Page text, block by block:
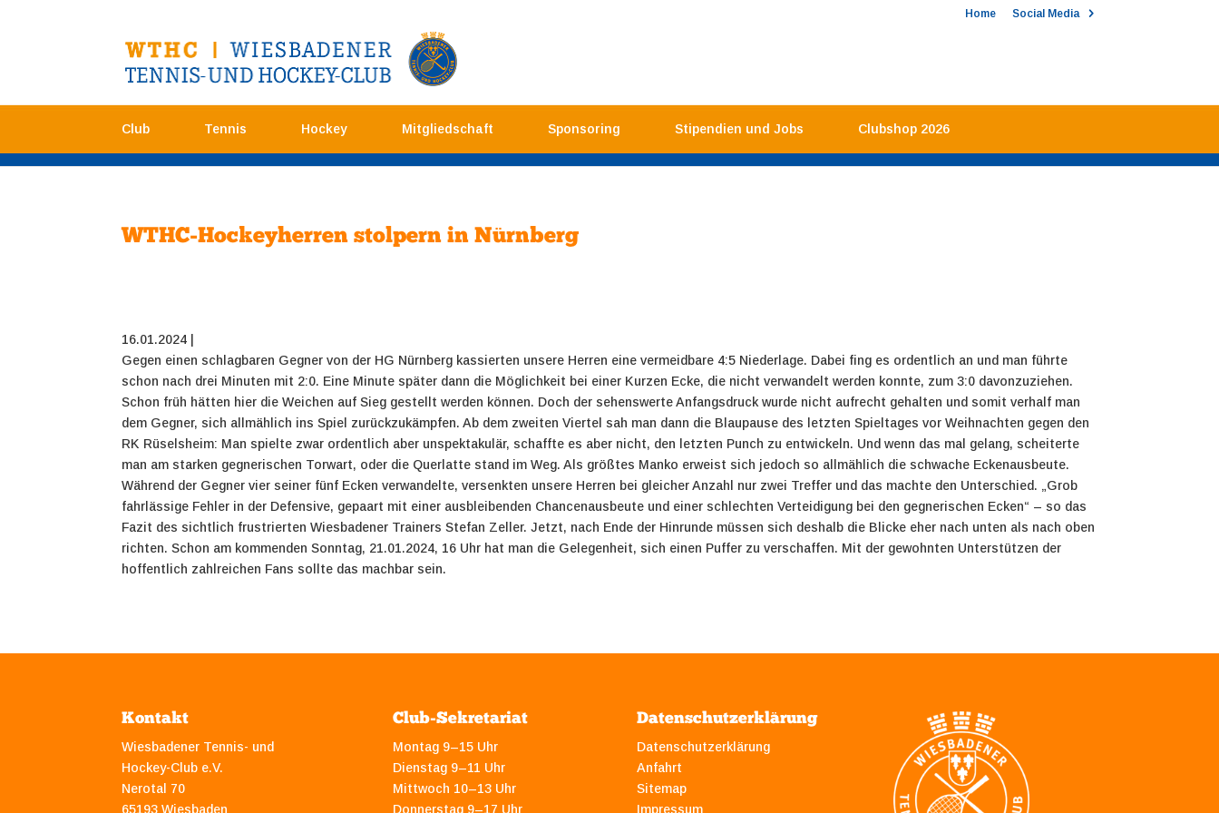
Home Social Media
Club Tennis Hockey Mitgliedschaft Sponsoring Stipendien und Jobs Clubshop 2026
WTHC-Hockeyherren stolpern in Nürnberg
16.01.2024 |
Gegen einen schlagbaren Gegner von der HG Nürnberg kassierten unsere Herren eine vermeidbare 4:5 Niederlage. Dabei fing es ordentlich an und man führte
schon nach drei Minuten mit 2:0. Eine Minute später dann die Möglichkeit bei einer Kurzen Ecke, die nicht verwandelt werden konnte, zum 3:0 davonzuziehen.
Schon früh hätten hier die Weichen auf Sieg gestellt werden können. Doch der sehenswerte Anfangsdruck wurde nicht aufrecht gehalten und somit verhalf man
dem Gegner, sich allmählich ins Spiel zurückzukämpfen. Ab dem zweiten Viertel sah man dann die Blaupause des letzten Spieltages vor Weihnachten gegen den
RK Rüselsheim: Man spielte zwar ordentlich aber unspektakulär, schaffte es aber nicht, den letzten Punch zu entwickeln. Und wenn das mal gelang, scheiterte
man am starken gegnerischen Torwart, oder die Querlatte stand im Weg. Als größtes Manko erweist sich jedoch so allmählich die schwache Eckenausbeute.
Während der Gegner vier seiner fünf Ecken verwandelte, versenkten unsere Herren bei gleicher Anzahl nur zwei Treffer und das machte den Unterschied. „Grob
fahrlässige Fehler in der Defensive, gepaart mit einer ausbleibenden Chancenausbeute und einer schlechten Verteidigung bei den gegnerischen Ecken“ – so das
Fazit des sichtlich frustrierten Wiesbadener Trainers Stefan Zeller. Jetzt, nach Ende der Hinrunde müssen sich deshalb die Blicke eher nach unten als nach oben
richten. Schon am kommenden Sonntag, 21.01.2024, 16 Uhr hat man die Gelegenheit, sich einen Puffer zu verschaffen. Mit der gewohnten Unterstützen der
hoffentlich zahlreichen Fans sollte das machbar sein.
Kontakt
Wiesbadener Tennis- und
Hockey-Club e.V.
Nerotal 70
65193 Wiesbaden
Club-Sekretariat
Montag 9–15 Uhr
Dienstag 9–11 Uhr
Mittwoch 10–13 Uhr
Donnerstag 9–17 Uhr
Datenschutzerklärung
Datenschutzerklärung
Anfahrt
Sitemap
Impressum